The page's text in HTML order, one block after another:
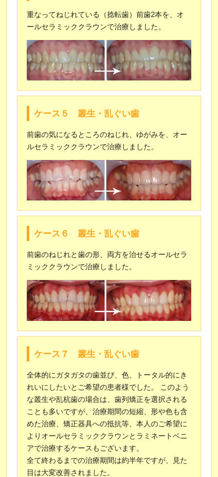
重なってねじれている（捻転歯）前歯2本を、オ
ールセラミッククラウンで治療しました。
ケース５ 叢生・乱ぐい歯
前歯の気になるところのねじれ、ゆがみを、オー
ルセラミッククラウンで治療しました。
ケース６ 叢生・乱ぐい歯
前歯のねじれと歯の形、両方を治せるオールセラ
ミッククラウンで治療しました。
ケース７ 叢生・乱ぐい歯
全体的にガタガタの歯並び、色、トータル的にき
れいにしたいとご希望の患者様でした。 このよう
な叢生や乱杭歯の場合は、歯列矯正を選択される
ことも多いですが、治療期間の短縮、形や色も含
めた治療、矯正器具への抵抗等、本人のご希望に
よりオールセラミッククラウンとラミネートベニ
アで治療するケースもございます。
全て終わるまでの治療期間は約半年ですが、見た
目は大変改善されました。